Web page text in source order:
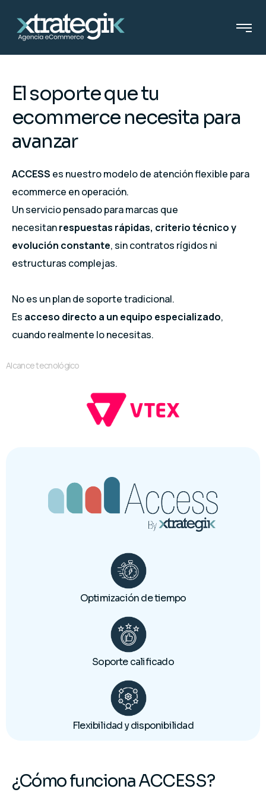
El soporte que tu
ecommerce necesita para
avanzar
ACCESS es nuestro modelo de atención flexible para
ecommerce en operación.
Un servicio pensado para marcas que
necesitanrespuestas rápidas, criterio técnico y
evolución constante, sin contratos rígidos ni
estructuras complejas.
No es un plan de soporte tradicional.
Es acceso directo a un equipo especializado,
cuando realmente lo necesitas.
Alcance tecnológico
Optimización de tiempo
Soporte calificado
Flexibilidad y disponibilidad
¿Cómo funciona ACCESS?